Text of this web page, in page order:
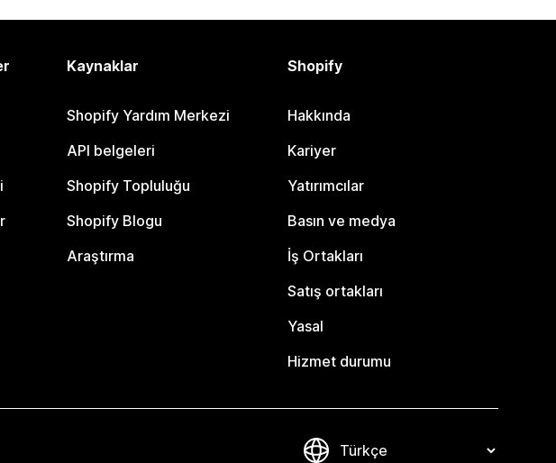
Kaynaklar
Shopify Yardım Merkezi
API belgeleri
Shopify Topluluğu
Shopify Blogu
Araştırma
Shopify
Hakkında
Kariyer
Yatırımcılar
Basın ve medya
İş Ortakları
Satış ortakları
Yasal
Hizmet durumu